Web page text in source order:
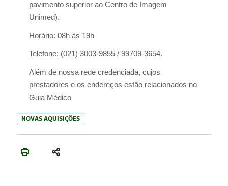
pavimento superior ao Centro de Imagem
Unimed).
Horário: 08h às 19h
Telefone: (021) 3003-9855 / 99709-3654.
Além de nossa rede credenciada, cujos
prestadores e os endereços estão relacionados no
Guia Médico
NOVAS AQUISIÇÕES